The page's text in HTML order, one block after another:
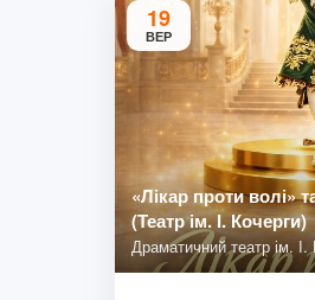
19
ВЕР
«Лікар проти волі»
(Театр ім. І. Кочерги)
Драматичний театр ім. І.